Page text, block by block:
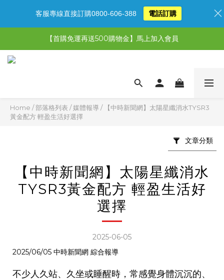
【限時特惠】全館滿1,000送500購物金！
【限時特惠】超值5選3，最高現省1,770元
【首購免運再送500購物金】馬上加入會員
Home /部落格列表 /媒體報導 /
【中時新聞網】太陽星纖消水TYSR3
黃金配方 輕盈生活好選擇
文章分類
【中時新聞網】太陽星纖消水
TYSR3黃金配方 輕盈生活好
選擇
2025-06-05
2025/06/05 中時新聞網 綜合報導
不少人久站、久坐或睡醒時，常感覺身體沉沉的、
客服專線直接訂購0800-606-388 電話訂購